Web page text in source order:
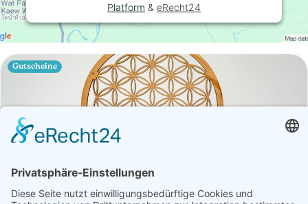
Gutscheine
Platform & eRecht24